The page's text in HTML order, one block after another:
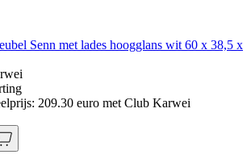
Senn met lades hoogglans wit 60 x 38,5 x
209.30 euro met Club Karwei